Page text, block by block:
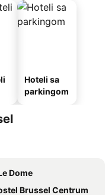
Hoteli sa
parkingom
Dome
Brussel Centrum